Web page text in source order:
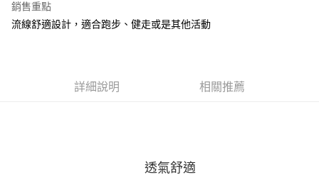
銷售重點
流線舒適設計，適合跑步、健走或是其他活動
詳細說明 相關推薦
透氣舒適